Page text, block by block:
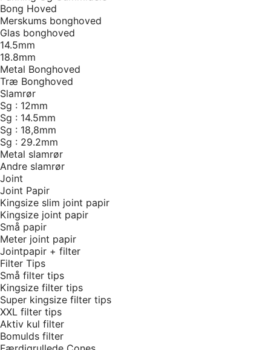
Bong Hoved
Merskums bonghoved
Glas bonghoved
14.5mm
18.8mm
Metal Bonghoved
Træ Bonghoved
Slamrør
Sg : 12mm
Sg : 14.5mm
Sg : 18,8mm
Sg : 29.2mm
Metal slamrør
Andre slamrør
Joint
Joint Papir
Kingsize slim joint papir
Kingsize joint papir
Små papir
Meter joint papir
Jointpapir + filter
Filter Tips
Små filter tips
Kingsize filter tips
Super kingsize filter tips
XXL filter tips
Aktiv kul filter
Bomulds filter